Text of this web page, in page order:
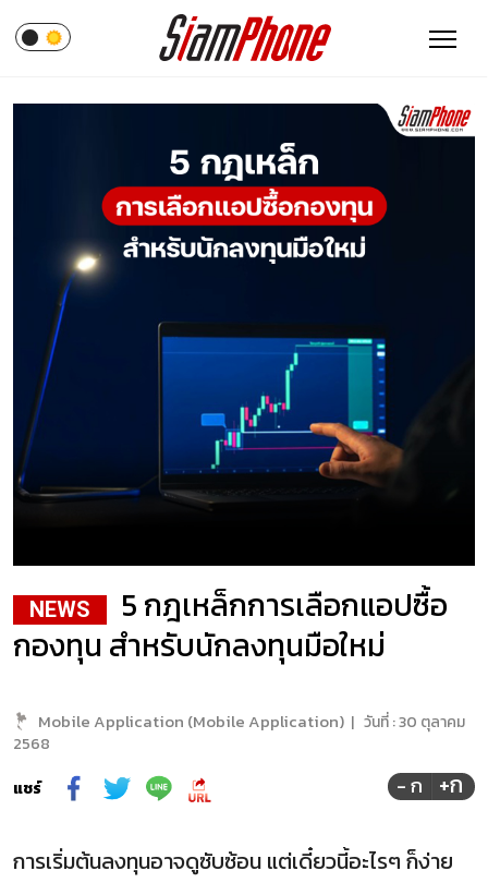
NEWS
5 กฎเหล็กการเลือกแอปซื้อ
กองทุน สำหรับนักลงทุนมือใหม่
Mobile Application (Mobile Application) | วันที่ :30 ตุลาคม
2568
แชร์
- ก +ก
การเริ่มต้นลงทุนอาจดูซับซ้อน แต่เดี๋ยวนี้อะไรๆ ก็ง่าย